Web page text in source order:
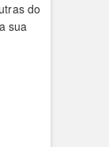
do
sua